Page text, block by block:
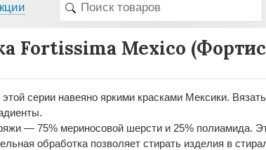
Fortissima Mexico
серии навеяно яркими красками Мексики.
— 75% мериносовой шерсти и 25% полиамида.
обработка позволяет стирать изделия в